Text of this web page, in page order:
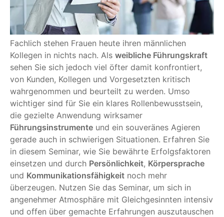
Fachlich stehen Frauen heute ihren männlichen
Kollegen in nichts nach. Als weibliche Führungskraft
sehen Sie sich jedoch viel öfter damit konfrontiert,
von Kunden, Kollegen und Vorgesetzten kritisch
wahrgenommen und beurteilt zu werden. Umso
wichtiger sind für Sie ein klares Rollenbewusstsein,
die gezielte Anwendung wirksamer
Führungsinstrumente und ein souveränes Agieren
gerade auch in schwierigen Situationen. Erfahren Sie
in diesem Seminar, wie Sie bewährte Erfolgsfaktoren
einsetzen und durch Persönlichkeit, Körpersprache
und Kommunikationsfähigkeit noch mehr
überzeugen. Nutzen Sie das Seminar, um sich in
angenehmer Atmosphäre mit Gleichgesinnten intensiv
und offen über gemachte Erfahrungen auszutauschen